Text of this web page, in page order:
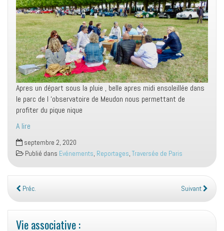
Apres un départ sous la pluie , belle apres midi ensoleillée dans
le parc de l ‘observatoire de Meudon nous permettant de
profiter du pique nique
A lire
septembre 2, 2020
Publié dans Evénements, Reportages, Traversée de Paris
Préc. Suivant
Vie associative :